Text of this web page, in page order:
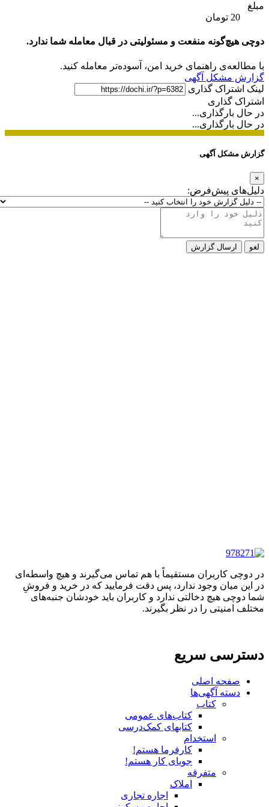
مبلغ
20 تومان
دوچی هیچ‌گونه منفعت و مسئولیتی در قبال معامله شما ندارد.
با مطالعه‌ی راهنمای خرید امن، آسوده‌تر معامله کنید.
گزارش مشکل آگهی
لینک اشتراک گذاری
اشتراک گذاری
در حال بارگذاری...
در حال بارگذاری...
گزارش مشکل آگهی
×
دلیل‌های پیش‌فرض:
لغو ارسال گزارش
در دوچی کاربران مستقیماً با هم تماس می‌گیرند و هیچ واسطه‌ای
در این میان وجود ندارد، پس دقت فرمایید که در خرید و فروشِ
شما دوچی هیچ دخالتی ندارد و کاربران باید خودشان جنبه‌های
مختلف امنیتی را در نظر بگیرند.
دسترسی سریع
صفحه اصلی
دسته آگهی‌ها
کتاب
کتاب‌های عمومی
کتابهای کمک‌درسی
استخدام
کارفرما هستم!
جویای کار هستم!
متفرقه
املاک
اجاره تجاری